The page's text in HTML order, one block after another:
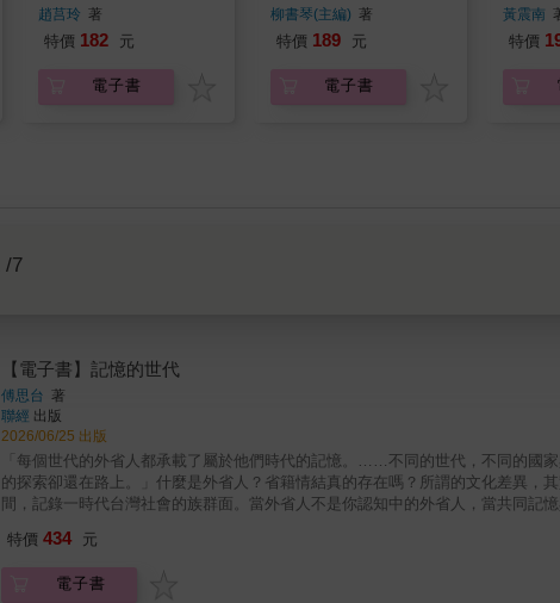
趙莒玲 著
特價 182 元
電子書
灣．韓國的主體重塑與
文化政治
柳書琴(主編) 著
特價 189 元
電子書
黃震南
特價
/7
【電子書】記憶的世代
傅思台 著
聯經 出版
2026/06/25 出版
「每個世代的外省人都承載了屬於他們時代的記憶。……不同的世代，不同的國
的探索卻還在路上。」什麼是外省人？省籍情結真的存在嗎？所謂的文化差異，
間，記錄一時代台灣社會的族群面。當外省人不是你認知中的外省人，當共同記
關鍵時刻，透過深度訪談三代通婚家庭，記錄個人與家庭記憶如何形塑認同，帶
們習以為常的「外省人／本省人」二分法，認為差異更多來自遷徙時間，而非認
特價 434 元
電子書